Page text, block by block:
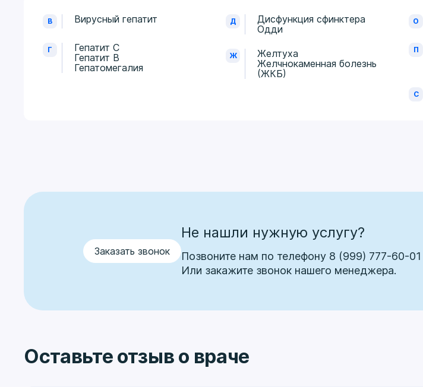
В Вирусный гепатит
Г
Гепатит C
Гепатит В
Гепатомегалия
Д
Дисфункция сфинктера
Одди
Ж
Желтуха
Желчнокаменная болезнь
(ЖКБ)
О
П
С
Заказать звонок
Не нашли нужную услугу?
Позвоните нам по телефону 8 (999) 777-60-01
Или закажите звонок нашего менеджера.
Оставьте отзыв о враче